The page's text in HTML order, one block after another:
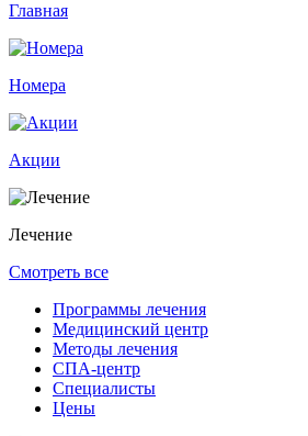
Главная
Номера
Акции
Лечение
Смотреть все
Программы лечения
Медицинский центр
Методы лечения
СПА-центр
Специалисты
Цены